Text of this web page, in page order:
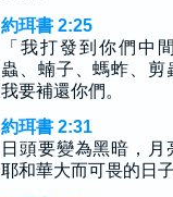
約珥書 2:25
「我打發到你們中
蟲、蝻子、螞蚱、剪
我要補還你們。
約珥書 2:31
日頭要變為黑暗，
耶和華大而可畏的日